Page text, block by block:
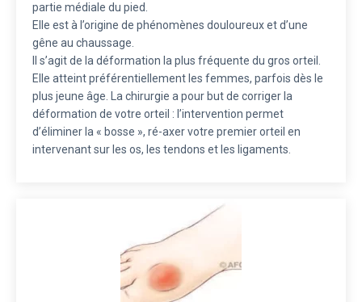
partie médiale du pied.
Elle est à l’origine de phénomènes douloureux et d’une
gêne au chaussage.
Il s’agit de la déformation la plus fréquente du gros orteil.
Elle atteint préférentiellement les femmes, parfois dès le
plus jeune âge. La chirurgie a pour but de corriger la
déformation de votre orteil : l’intervention permet
d’éliminer la « bosse », ré-axer votre premier orteil en
intervenant sur les os, les tendons et les ligaments.